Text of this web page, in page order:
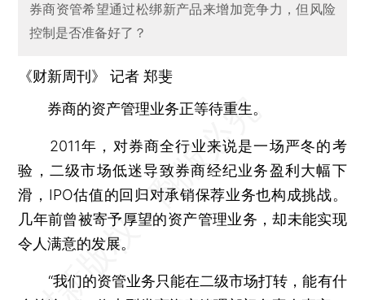
券商资管希望通过松绑新产品来增加竞争力，但风险
控制是否准备好了？
《财新周刊》 记者 郑斐
券商的资产管理业务正等待重生。
2011年，对券商全行业来说是一场严冬的考
验，二级市场低迷导致券商经纪业务盈利大幅下
滑，IPO估值的回归对承销保荐业务也构成挑战。
几年前曾被寄予厚望的资产管理业务，却未能实现
令人满意的发展。
“我们的资管业务只能在二级市场打转，能有什